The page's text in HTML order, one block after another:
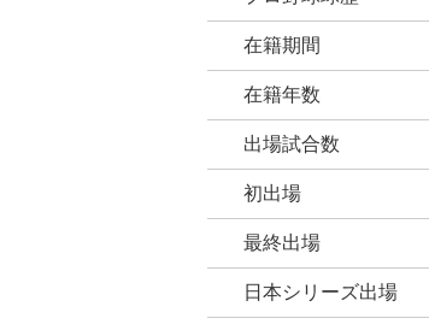
在籍期間
在籍年数
出場試合数
初出場
最終出場
日本シリーズ出場